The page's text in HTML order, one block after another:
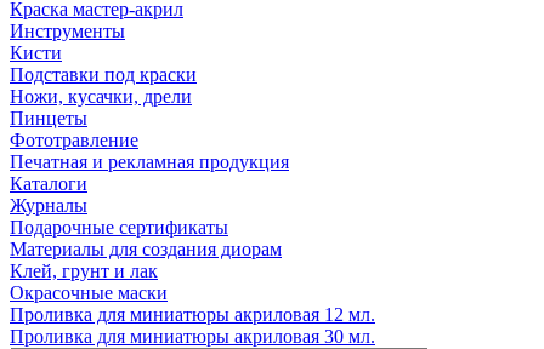
Краска мастер-акрил
Инструменты
Кисти
Подставки под краски
Ножи, кусачки, дрели
Пинцеты
Фототравление
Печатная и рекламная продукция
Каталоги
Журналы
Подарочные сертификаты
Материалы для создания диорам
Клей, грунт и лак
Окрасочные маски
Проливка для миниатюры акриловая 12 мл.
Проливка для миниатюры акриловая 30 мл.